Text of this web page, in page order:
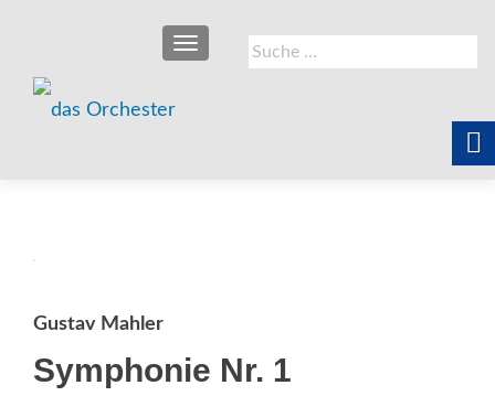
Suche
nach:
SCHALTE NAVIGATION
Gustav Mahler
Symphonie Nr. 1